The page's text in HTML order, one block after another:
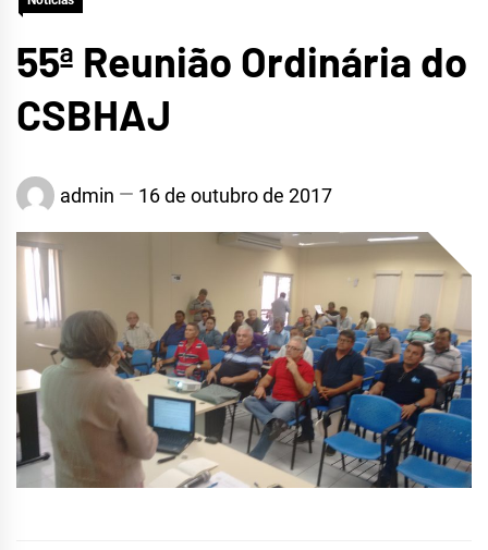
55ª Reunião Ordinária do
CSBHAJ
admin 16 de outubro de 2017